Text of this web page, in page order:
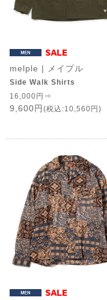
melple | メイプル
Side Walk Shirts
16,000円⇒
9,600円 (税込:10,560円)